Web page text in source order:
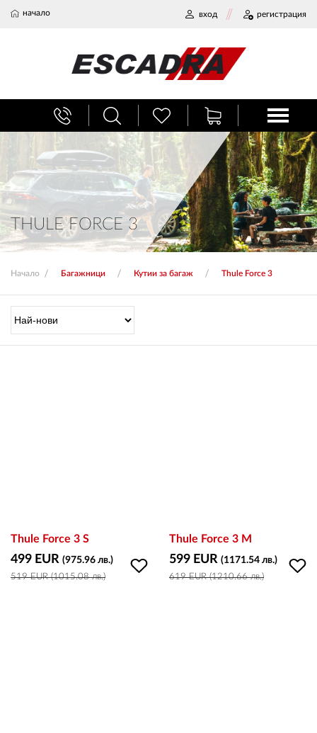
начало вход регистрация
THULE FORCE 3
Начало Багажници Кутии за багаж Thule Force 3
Thule Force 3 S
499 EUR (975.96 лв.)
519 EUR (1015.08 лв.)
Thule Force 3 M
599 EUR (1171.54 лв.)
619 EUR (1210.66 лв.)
БАГАЖНИЦИ
ТЕГЛИЧ ЗА КОЛА
ХЛАДИЛНИ ЧАНТИ
OUTLET
Регистрация